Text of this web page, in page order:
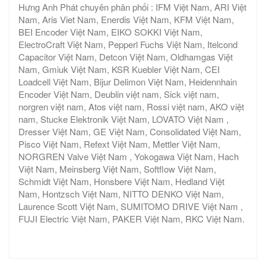
Hưng Anh Phát chuyên phân phối : IFM Việt Nam, ARI Việt
Nam, Aris Viet Nam, Enerdis Việt Nam, KFM Việt Nam,
BEI Encoder Việt Nam, EIKO SOKKI Việt Nam,
ElectroCraft Việt Nam, Pepperl Fuchs Việt Nam, Itelcond
Capacitor Việt Nam, Detcon Việt Nam, Oldhamgas Việt
Nam, Gmiuk Việt Nam, KSR Kuebler Việt Nam, CEI
Loadcell Việt Nam, Bijur Delimon Việt Nam, Heidennhain
Encoder Việt Nam, Deublin việt nam, Sick việt nam,
norgren việt nam, Atos việt nam, Rossi việt nam, AKO việt
nam, Stucke Elektronik Việt Nam, LOVATO Việt Nam ,
Dresser Việt Nam, GE Việt Nam, Consolidated Việt Nam,
Pisco Việt Nam, Refext Việt Nam, Mettler Việt Nam,
NORGREN Valve Việt Nam , Yokogawa Việt Nam, Hach
Việt Nam, Meinsberg Việt Nam, Softflow Việt Nam,
Schmidt Việt Nam, Honsbere Việt Nam, Hedland Việt
Nam, Hontzsch Việt Nam, NITTO DENKO Việt Nam,
Laurence Scott Việt Nam, SUMITOMO DRIVE Việt Nam ,
FUJI Electric Việt Nam, PAKER Việt Nam, RKC Việt Nam.